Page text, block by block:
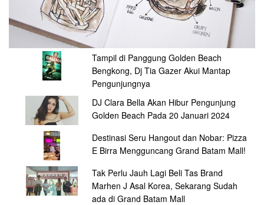
Tampil di Panggung Golden Beach
Bengkong, Dj Tia Gazer Akui Mantap
Pengunjungnya
DJ Clara Bella Akan Hibur Pengunjung
Golden Beach Pada 20 Januari 2024
Destinasi Seru Hangout dan Nobar: Pizza
E Birra Mengguncang Grand Batam Mall!
Tak Perlu Jauh Lagi Beli Tas Brand
Marhen J Asal Korea, Sekarang Sudah
ada di Grand Batam Mall